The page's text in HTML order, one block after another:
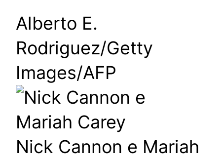
Alberto E.
Rodriguez/Getty
Images/AFP
Nick Cannon e Mariah